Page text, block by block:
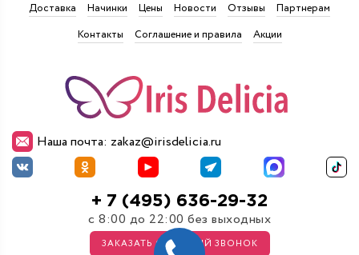
Наша почта: zakaz@irisdelicia.ru
+ 7 (495) 636-29-32
с 8:00 до 22:00 без выходных
ЗАКАЗАТЬ ОБРАТНЫЙ ЗВОНОК
Доставка Начинки Цены Новости Отзывы
Партнерам
Контакты
Соглашение и правила Акции